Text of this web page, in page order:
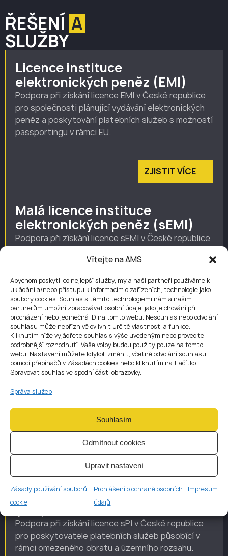
Vítejte na AMS
Abychom poskytli co nejlepší služby, my a naši partneři používáme k
ukládání a/nebo přístupu k informacím o zařízeních, technologie jako
soubory cookies. Souhlas s těmito technologiemi nám a našim
partnerům umožní zpracovávat osobní údaje, jako je chování při
procházení nebo jedinečná ID na tomto webu. Nesouhlas nebo odvolání
souhlasu může nepříznivě ovlivnit určité vlastnosti a funkce.
Kliknutím níže vyjádřete souhlas s výše uvedeným nebo proveďte
podrobnější rozhodnutí. Vaše volby budou použity pouze na tomto
webu. Nastavení můžete kdykoli změnit, včetně odvolání souhlasu,
pomocí přepínačů v Zásadách cookies nebo kliknutím na tlačítko
Spravovat souhlas ve spodní části obrazovky.
Správa služeb
Souhlasím
Odmítnout cookies
Upravit nastavení
Zásady používání souborů
cookie
Prohlášení o ochraně osobních
údajů
Impresum
ŘEŠENÍ A
SLUŽBY
Licence instituce
elektronických peněz (EMI)
Podpora při získání licence EMI v České republice
pro společnosti plánující vydávání elektronických
peněz a poskytování platebních služeb s možností
passportingu v rámci EU.
ZJISTIT VÍCE
Malá licence instituce
elektronických peněz (sEMI)
Podpora při získání licence sEMI v České republice
vydávají elektronické peníze v rámci omezeného
ZJISTIT VÍCE
Licence platební instituce (PI)
Podpora při získání licence PI v České republice
pro společnosti poskytující regulované platební
služby bez vydávání elektronických peněz.
ZJISTIT VÍCE
Malá licence platební instituce
(sPI)
Podpora při získání licence sPI v České republice
pro poskytovatele platebních služeb působící v
rámci omezeného obratu a územního rozsahu.